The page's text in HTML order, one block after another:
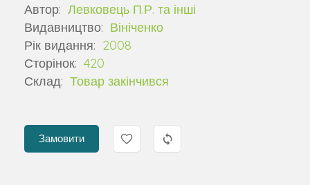
Автор: Левковець П.Р. та інші
Видавництво: Вініченко
Рік видання: 2008
Сторінок: 420
Склад: Товар закінчився
Замовити